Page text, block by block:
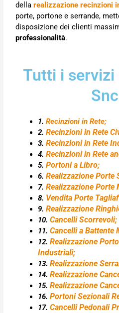
della realizzazione recinzioni
porte, portone e serrande,
disposizione dei clienti
professionalità.
Tutti i servizi
1.Recinzioni in Rete;
2.Recinzioni in Rete
3.Recinzioni in Rete
4.Recinzioni in Rete
5.Portoni a Libro;
6.Realizzazione Porte
7.Realizzazione Porte
8. Vendita Porte
9.Realizzazione
10.Cancelli Scorrevoli;
11.Cancelli a Battente
12.Realizzazione
Industriali;
13.Realizzazione
14.Realizzazione
15.Realizzazione
16.Portoni Sezionali
17.Cancelli Pedonali